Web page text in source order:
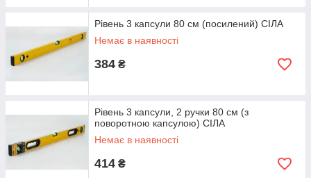
Рівень 3 капсули 80 см (посилений) СІЛА
Немає в наявності
384 ₴
Рівень 3 капсули, 2 ручки 80 см (з
поворотною капсулою) СІЛА
Немає в наявності
414 ₴